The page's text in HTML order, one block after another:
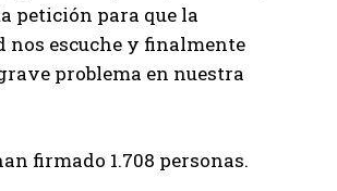
petición para que la
escuche y finalmente
problema en nuestra
firmado 1.708 personas.